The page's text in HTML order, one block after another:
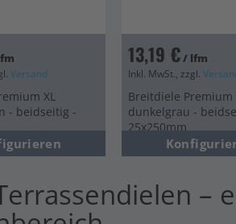
Versand
XL
- beidseitig -
13,19 €/ lfm
Inkl. MwSt., zzgl.
Breitdiele Premium
dunkelgrau -
25x250mm
–